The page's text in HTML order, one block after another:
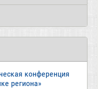
конференция
региона»